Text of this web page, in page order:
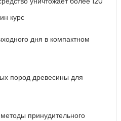
курс
дня в компактном
пород древесины для
принудительного